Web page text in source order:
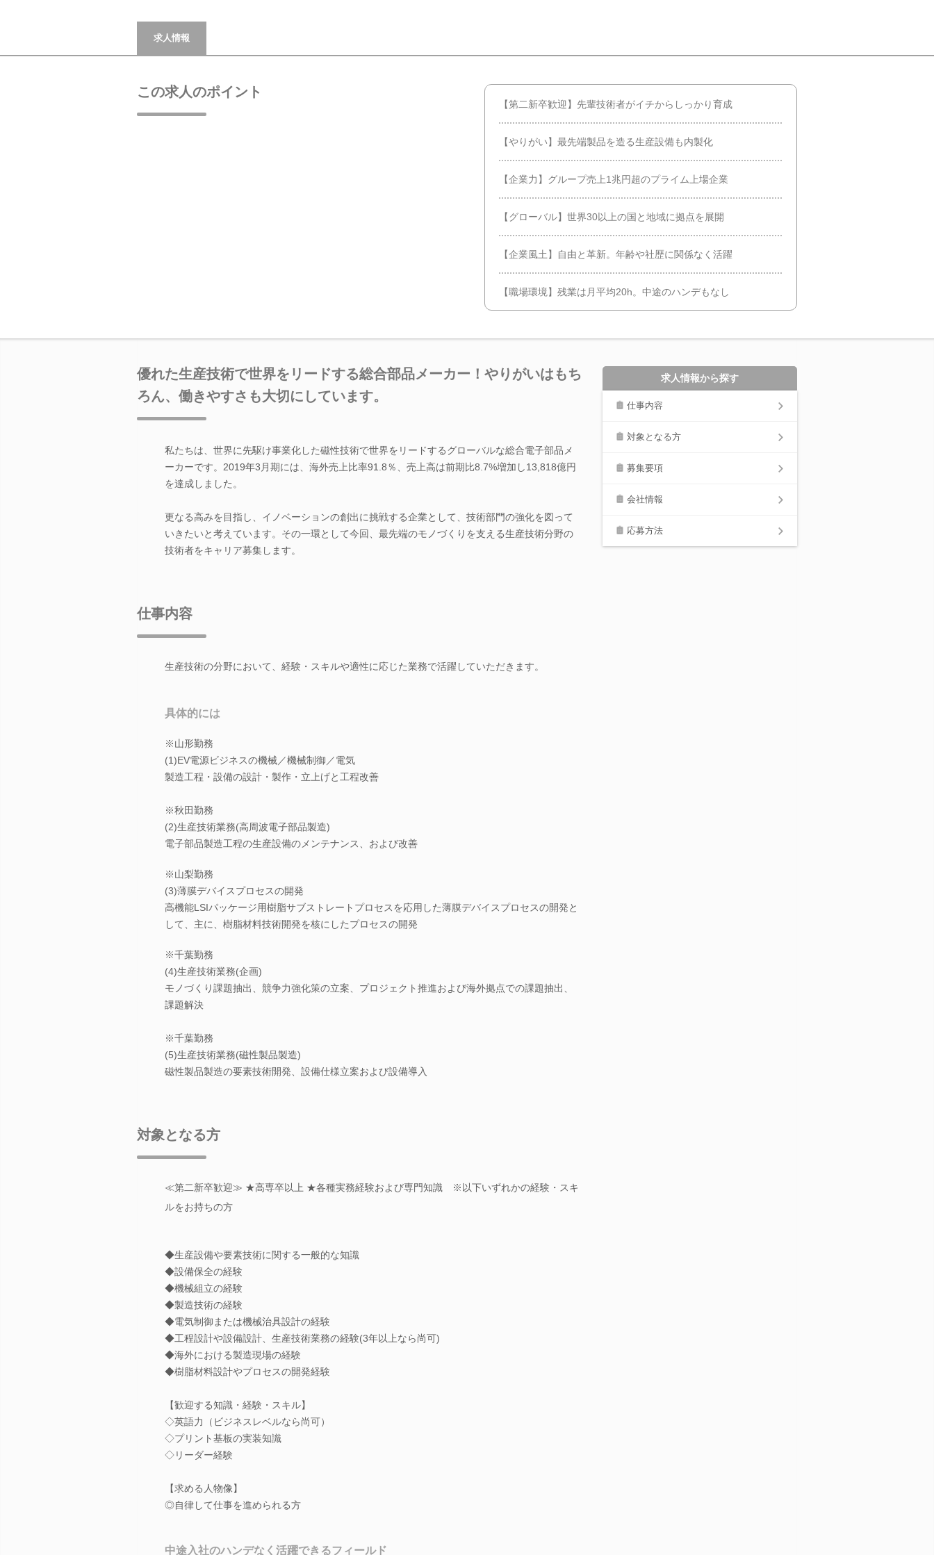
求人情報
この求人のポイント
【第二新卒歓迎】先輩技術者がイチからしっかり育成
【やりがい】最先端製品を造る生産設備も内製化
【企業力】グループ売上1兆円超のプライム上場企業
【グローバル】世界30以上の国と地域に拠点を展開
【企業風土】自由と革新。年齢や社歴に関係なく活躍
【職場環境】残業は月平均20h。中途のハンデもなし
優れた生産技術で世界をリードする総合部品メーカー！やりがいはもち
ろん、働きやすさも大切にしています。
私たちは、世界に先駆け事業化した磁性技術で世界をリードするグローバルな総合電子部品メ
ーカーです。2019年3月期には、海外売上比率91.8％、売上高は前期比8.7%増加し13,818億円
を達成しました。
更なる高みを目指し、イノベーションの創出に挑戦する企業として、技術部門の強化を図って
いきたいと考えています。その一環として今回、最先端のモノづくりを支える生産技術分野の
技術者をキャリア募集します。
仕事内容
生産技術の分野において、経験・スキルや適性に応じた業務で活躍していただきます。
具体的には
※山形勤務
(1)EV電源ビジネスの機械／機械制御／電気
製造工程・設備の設計・製作・立上げと工程改善
※秋田勤務
(2)生産技術業務(高周波電子部品製造)
電子部品製造工程の生産設備のメンテナンス、および改善
※山梨勤務
(3)薄膜デバイスプロセスの開発
高機能LSIパッケージ用樹脂サブストレートプロセスを応用した薄膜デバイスプロセスの開発と
して、主に、樹脂材料技術開発を核にしたプロセスの開発
※千葉勤務
(4)生産技術業務(企画)
モノづくり課題抽出、競争力強化策の立案、プロジェクト推進および海外拠点での課題抽出、
課題解決
※千葉勤務
(5)生産技術業務(磁性製品製造)
磁性製品製造の要素技術開発、設備仕様立案および設備導入
対象となる方
≪第二新卒歓迎≫ ★高専卒以上 ★各種実務経験および専門知識 ※以下いずれかの経験・スキ
ルをお持ちの方
◆生産設備や要素技術に関する一般的な知識
◆設備保全の経験
◆機械組立の経験
◆製造技術の経験
◆電気制御または機械治具設計の経験
◆工程設計や設備設計、生産技術業務の経験(3年以上なら尚可)
◆海外における製造現場の経験
◆樹脂材料設計やプロセスの開発経験
【歓迎する知識・経験・スキル】
◇英語力（ビジネスレベルなら尚可）
◇プリント基板の実装知識
◇リーダー経験
【求める人物像】
◎自律して仕事を進められる方
中途入社のハンデなく活躍できるフィールド
求人情報から探す
仕事内容
対象となる方
募集要項
会社情報
応募方法